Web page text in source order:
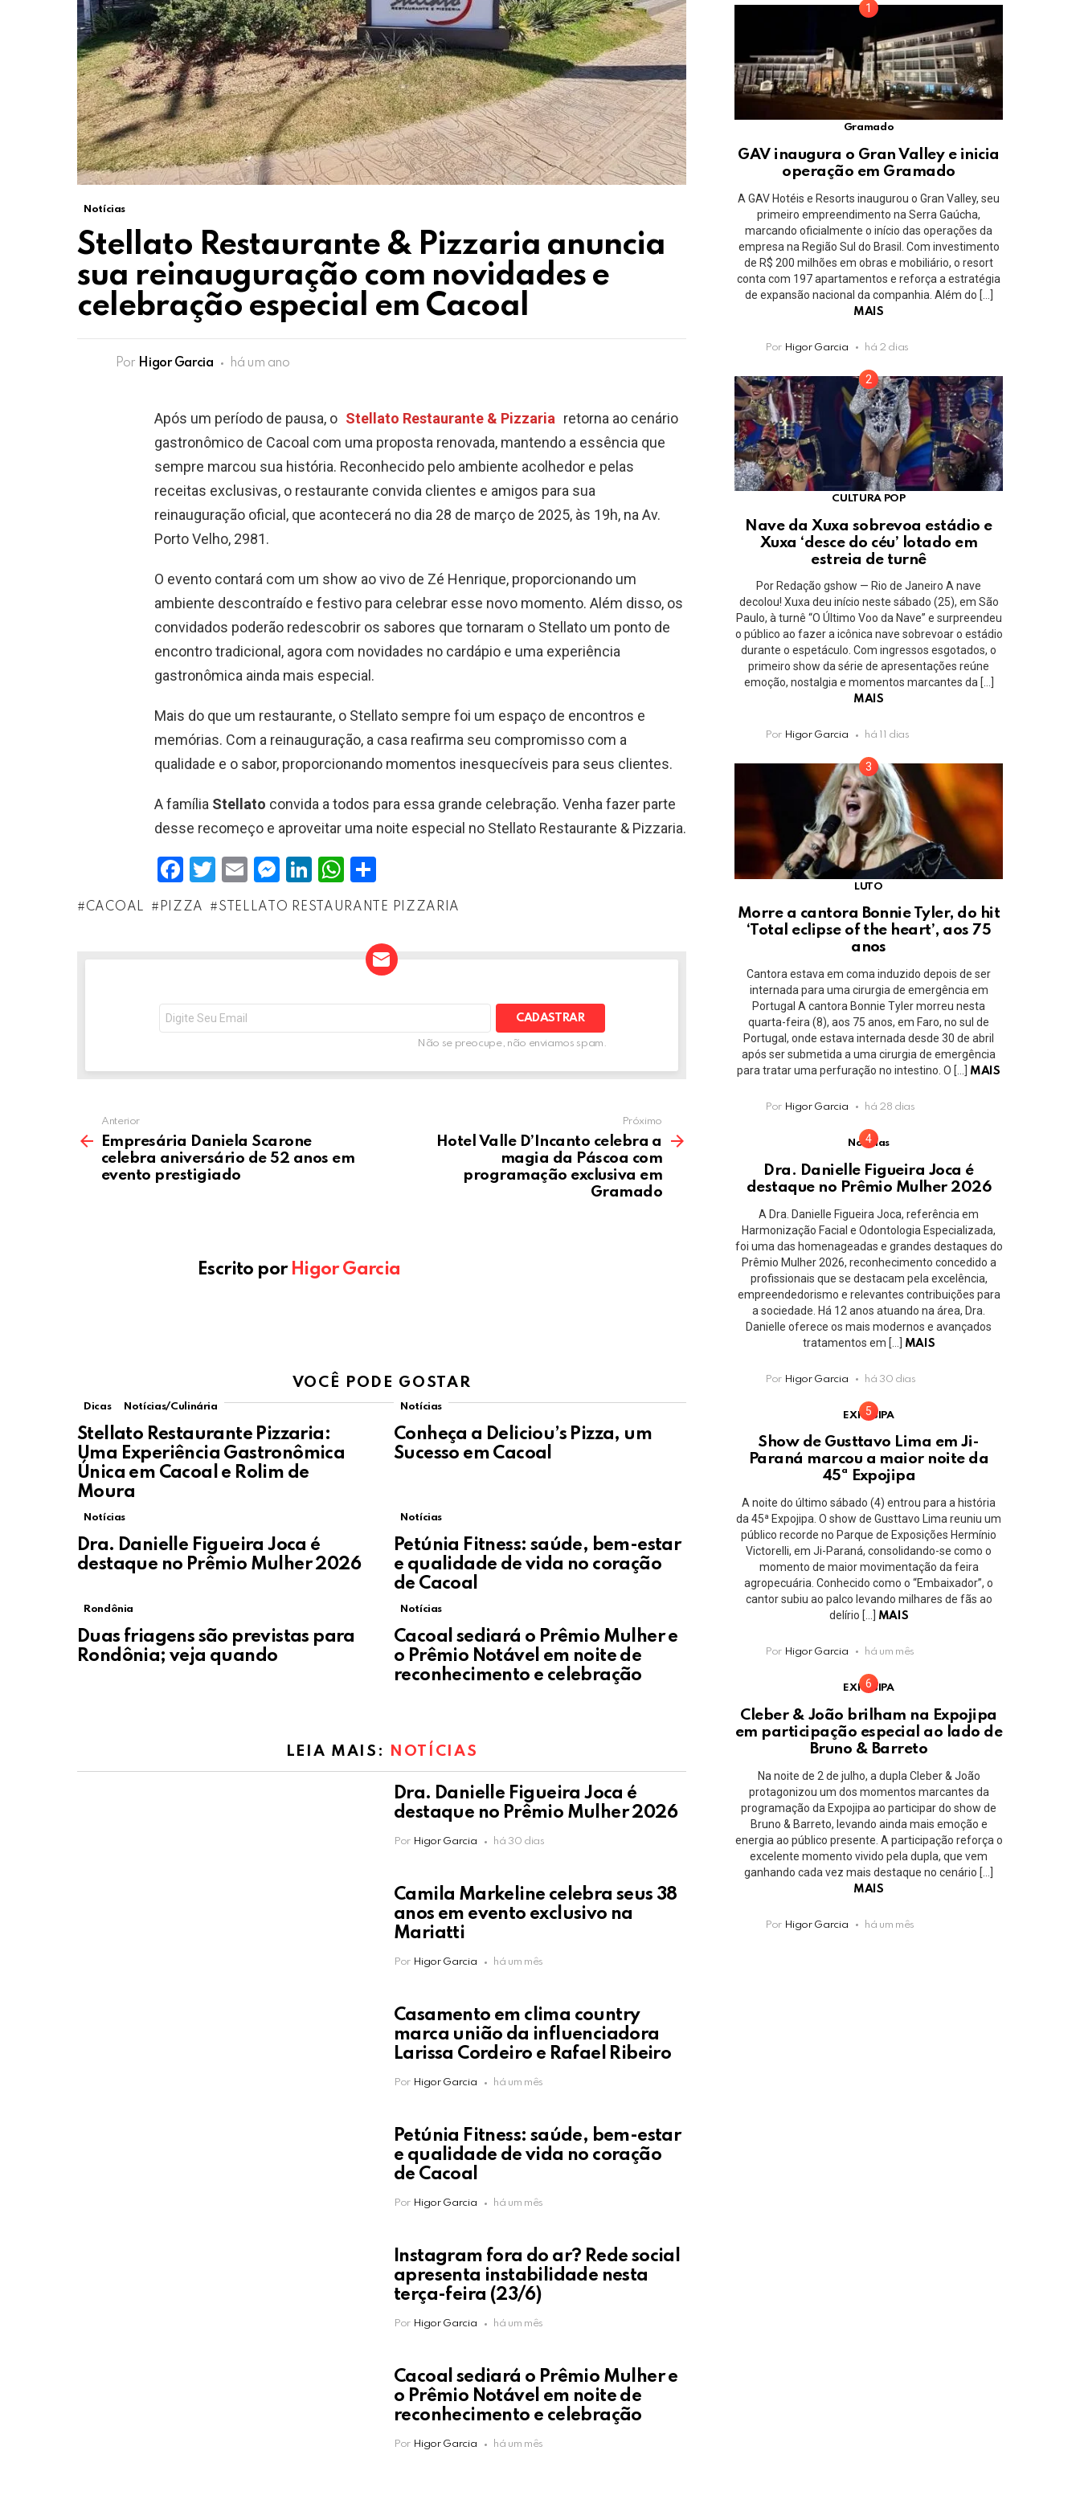
Notícias
Stellato Restaurante & Pizzaria anuncia
sua reinauguração com novidades e
celebração especial em Cacoal
Por Higor Garcia há um ano
Após um período de pausa, o Stellato Restaurante & Pizzaria retorna ao cenário
gastronômico de Cacoal com uma proposta renovada, mantendo a essência que
sempre marcou sua história. Reconhecido pelo ambiente acolhedor e pelas
receitas exclusivas, o restaurante convida clientes e amigos para sua
reinauguração oficial, que acontecerá no dia 28 de março de 2025, às 19h, na Av.
Porto Velho, 2981.
O evento contará com um show ao vivo de Zé Henrique, proporcionando um
ambiente descontraído e festivo para celebrar esse novo momento. Além disso, os
convidados poderão redescobrir os sabores que tornaram o Stellato um ponto de
encontro tradicional, agora com novidades no cardápio e uma experiência
gastronômica ainda mais especial.
Mais do que um restaurante, o Stellato sempre foi um espaço de encontros e
memórias. Com a reinauguração, a casa reafirma seu compromisso com a
qualidade e o sabor, proporcionando momentos inesquecíveis para seus clientes.
A família Stellato convida a todos para essa grande celebração. Venha fazer parte
desse recomeço e aproveitar uma noite especial no Stellato Restaurante & Pizzaria.
F
a
ce
o
k
T
wi
tt
E
m
ail
M
es
se
er
Li
n
ke
W
h
at
p
p
h
ar
e
CACOAL PIZZA STELLATO RESTAURANTE PIZZARIA
NEWSLETTER
e-
mail:
Não se preocupe, não enviamos spam.
Anterior
Empresária Daniela Scarone
celebra aniversário de 52 anos em
evento prestigiado
Próximo
Hotel Valle D’Incanto celebra a
magia da Páscoa com
programação exclusiva em
Gramado
Escrito por Higor Garcia
VOCÊ PODE GOSTAR
Dicas Notícias/Culinária
Stellato Restaurante Pizzaria:
Uma Experiência Gastronômica
Única em Cacoal e Rolim de
Moura
Notícias
Conheça a Deliciou’s Pizza, um
Sucesso em Cacoal
Notícias
Dra. Danielle Figueira Joca é
destaque no Prêmio Mulher 2026
Notícias
Petúnia Fitness: saúde, bem-estar
e qualidade de vida no coração
de Cacoal
Rondônia
Duas friagens são previstas para
Rondônia; veja quando
Notícias
Cacoal sediará o Prêmio Mulher e
o Prêmio Notável em noite de
reconhecimento e celebração
LEIA MAIS: NOTÍCIAS
Dra. Danielle Figueira Joca é
destaque no Prêmio Mulher 2026
Por Higor Garcia há 30 dias
Camila Markeline celebra seus 38
anos em evento exclusivo na
Mariatti
Por Higor Garcia há um mês
Casamento em clima country
marca união da influenciadora
Larissa Cordeiro e Rafael Ribeiro
Por Higor Garcia há um mês
Petúnia Fitness: saúde, bem-estar
e qualidade de vida no coração
de Cacoal
Por Higor Garcia há um mês
Instagram fora do ar? Rede social
apresenta instabilidade nesta
terça-feira (23/6)
Por Higor Garcia há um mês
Cacoal sediará o Prêmio Mulher e
o Prêmio Notável em noite de
reconhecimento e celebração
Por Higor Garcia há um mês
Gramado
GAV inaugura o Gran Valley e inicia
operação em Gramado
A GAV Hotéis e Resorts inaugurou o Gran Valley, seu
primeiro empreendimento na Serra Gaúcha,
marcando oficialmente o início das operações da
empresa na Região Sul do Brasil. Com investimento
de R$ 200 milhões em obras e mobiliário, o resort
conta com 197 apartamentos e reforça a estratégia
de expansão nacional da companhia. Além do […]
MAIS
Por Higor Garcia há 2 dias
CULTURA POP
Nave da Xuxa sobrevoa estádio e
Xuxa ‘desce do céu’ lotado em
estreia de turnê
Por Redação gshow — Rio de Janeiro A nave
decolou! Xuxa deu início neste sábado (25), em São
Paulo, à turnê “O Último Voo da Nave” e surpreendeu
o público ao fazer a icônica nave sobrevoar o estádio
durante o espetáculo. Com ingressos esgotados, o
primeiro show da série de apresentações reúne
emoção, nostalgia e momentos marcantes da […]
MAIS
Por Higor Garcia há 11 dias
LUTO
Morre a cantora Bonnie Tyler, do hit
‘Total eclipse of the heart’, aos 75
anos
Cantora estava em coma induzido depois de ser
internada para uma cirurgia de emergência em
Portugal A cantora Bonnie Tyler morreu nesta
quarta-feira (8), aos 75 anos, em Faro, no sul de
Portugal, onde estava internada desde 30 de abril
após ser submetida a uma cirurgia de emergência
para tratar uma perfuração no intestino. O […]
MAIS
Por Higor Garcia há 28 dias
Notícias
Dra. Danielle Figueira Joca é
destaque no Prêmio Mulher 2026
A Dra. Danielle Figueira Joca, referência em
Harmonização Facial e Odontologia Especializada,
foi uma das homenageadas e grandes destaques do
Prêmio Mulher 2026, reconhecimento concedido a
profissionais que se destacam pela excelência,
empreendedorismo e relevantes contribuições para
a sociedade. Há 12 anos atuando na área, Dra.
Danielle oferece os mais modernos e avançados
tratamentos em […] MAIS
Por Higor Garcia há 30 dias
EXPOJIPA
Show de Gusttavo Lima em Ji-
Paraná marcou a maior noite da
45ª Expojipa
A noite do último sábado (4) entrou para a história
da 45ª Expojipa. O show de Gusttavo Lima reuniu um
público recorde no Parque de Exposições Hermínio
Victorelli, em Ji-Paraná, consolidando-se como o
momento de maior movimentação da feira
agropecuária. Conhecido como o “Embaixador”, o
cantor subiu ao palco levando milhares de fãs ao
delírio […]
MAIS
Por Higor Garcia há um mês
EXPOJIPA
Cleber & João brilham na Expojipa
em participação especial ao lado de
Bruno & Barreto
Na noite de 2 de julho, a dupla Cleber & João
protagonizou um dos momentos marcantes da
programação da Expojipa ao participar do show de
Bruno & Barreto, levando ainda mais emoção e
energia ao público presente. A participação reforça o
excelente momento vivido pela dupla, que vem
ganhando cada vez mais destaque no cenário […]
MAIS
Por Higor Garcia há um mês